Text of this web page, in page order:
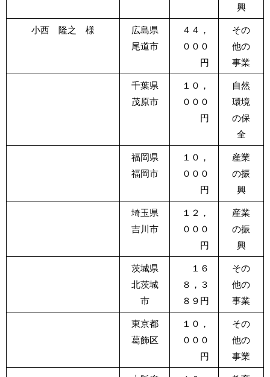
興
小西 隆之 様
広島県
尾道市
４４，
０００
円
その
他の
事業
千葉県
茂原市
１０，
０００
円
自然
環境
の保
全
福岡県
福岡市
１０，
０００
円
産業
の振
興
埼玉県
吉川市
１２，
０００
円
産業
の振
興
茨城県
北茨城
市
１６
８，３
８９円
その
他の
事業
東京都
葛飾区
１０，
０００
円
その
他の
事業